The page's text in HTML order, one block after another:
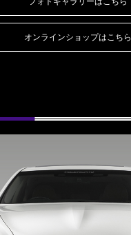
オンラインショップはこちら